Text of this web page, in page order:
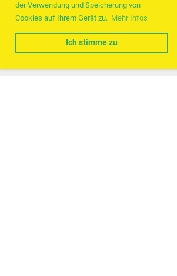
der Verwendung und Speicherung von
Cookies auf Ihrem Gerät zu. Mehr Infos
Ich stimme zu